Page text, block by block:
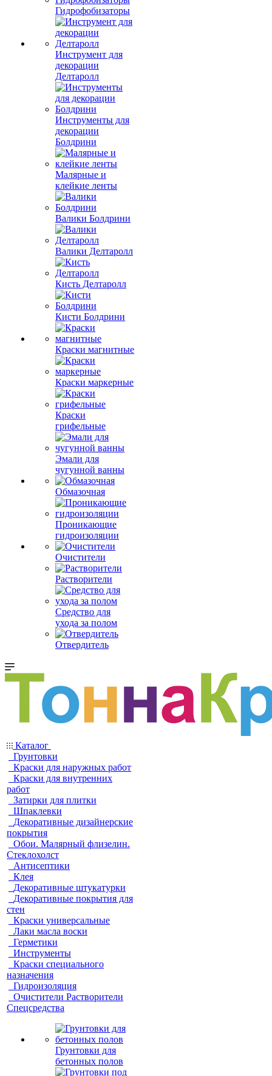
Гидрофобизаторы
Инструмент для
декорации
Делтаролл
Инструменты для
декорации
Болдрини
Малярные и
клейкие ленты
Валики Болдрини
Валики Делтаролл
Кисть Делтаролл
Кисти Болдрини
Краски магнитные
Краски маркерные
Краски
грифельные
Эмали для
чугунной ванны
Обмазочная
Проникающие
гидроизоляции
Очистители
Растворители
Средство для
ухода за полом
Отвердитель
Каталог
Грунтовки
Краски для наружных работ
Краски для внутренних
работ
Затирки для плитки
Шпаклевки
Декоративные дизайнерские
покрытия
Обои. Малярный флизелин.
Стеклохолст
Антисептики
Клея
Декоративные штукатурки
Декоративные покрытия для
стен
Краски универсальные
Лаки масла воски
Герметики
Инструменты
Краски специального
назначения
Гидроизоляция
Очистители Растворители
Спецсредства
Грунтовки для
бетонных полов